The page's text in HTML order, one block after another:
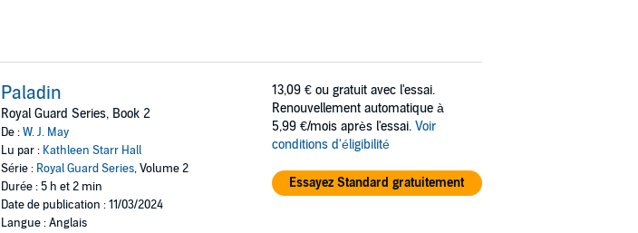
Paladin
Royal Guard Series, Book 2
De :W. J. May
Lu par : Kathleen Starr Hall
Série : Royal Guard Series, Volume 2
Durée : 5 h et 2 min
Date de publication : 11/03/2024
Langue : Anglais
13,09 € ou gratuit avec l'essai.
Renouvellement automatique à
5,99 €/mois après l'essai. Voir
conditions d'éligibilité
Essayez Standard gratuitement